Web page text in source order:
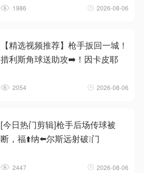
1986 2026-08-06
【精选视频推荐】枪手扳回一城！
措利斯角球送助攻➡️！因卡皮耶
2054 2026-08-06
[今日热门剪辑]枪手后场传球被
断，福⬆️纳⬅️尔斯远射破❕门
2447 2026-08-06